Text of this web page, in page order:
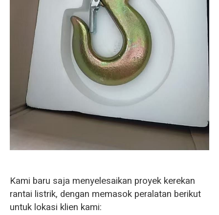
Kami baru saja menyelesaikan proyek kerekan
rantai listrik, dengan memasok peralatan berikut
untuk lokasi klien kami: